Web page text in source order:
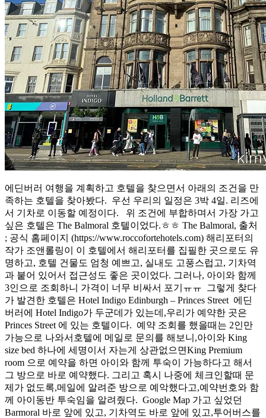
에딘버러 여행을 계획하고 호텔을 찾으면서 아래의 조건을 만
족하는 호텔을 찾아봤다. ​ 우선 우리의 일정은 3박 4일. 리즈에
서 기차로 이동할 예정이다. ​ ​ 위 조건에 부합하며서 가장 가고
싶은 호텔은 The Balmoral 호텔이었다.ㅎㅎ The Balmoral, 출처
; 공식 홈페이지 (https://www.roccofortehotels.com) 해리포터의
작가 조앤롤링이 이 호텔에서 해리포터를 집필한 곳으로도 유
명하고, 호텔 건물도 엄청 예쁘고, 실내도 고풍스럽고, 기차역
과 붙어 있어서 접근성도 좋은 곳이었다. 그러나, 아이와 함께
3인으로 조회하니 가격이 너무 비싸서 포기ㅠㅠ ​ 그렇게 찾다
가 발견한 호텔은 Hotel Indigo Edinburgh – Princes Street ​ 에딘
버러에 Hotel Indigo가 두군데가 있는데,우리가 예약한 곳은
Princes Street 에 있는 호텔이다. ​ 예약 조회를 했을때는 2인만
가능으로 나와서호텔에 메일로 문의를 해보니,아이와 King
size bed 하나에 세명이서 자는게 상관없으면King Premium
room 으로 예약을 하면 아이와 함께 투숙이 가능하다고 해서
그 방으로 바로 예약했다. 그리고 혹시 나중에 체크인할때 문
제가 없도록,메일에 알려준 방으로 예악했다고,예약번호와 함
께 아이동반 투숙임을 알려줬다. ​ Google Map 가고 싶었던
Barmoral 바로 앞에 있고, 기차역도 바로 앞에 있고,투어버스를